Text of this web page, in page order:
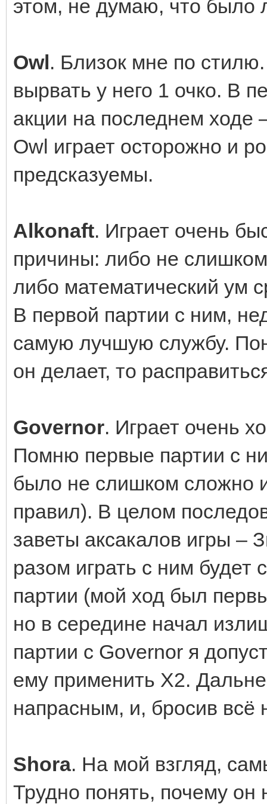
этом, не думаю, что было
Owl. Близок мне по
вырвать у него 1 очко. В
акции на последнем ходе
Owl играет осторожно и
предсказуемы.
Alkonaft. Играет очень
причины: либо не
либо математический ум
В первой партии с ним,
самую лучшую службу.
он делает, то
Governor. Играет очень
Помню первые партии с
было не слишком сложно
правил). В целом
заветы аксакалов игры
разом играть с ним
партии (мой ход был
но в середине начал
партии с Governor я
ему применить Х2.
напрасным, и, бросив
Shora. На мой взгляд,
Трудно понять, почему он